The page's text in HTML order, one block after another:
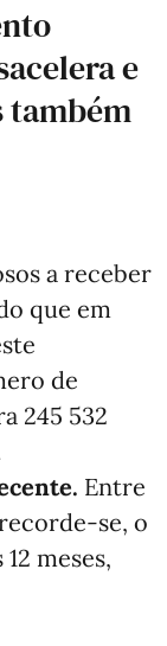
e
também
a receber
que em
de
245 532
Entre
se, o
meses,